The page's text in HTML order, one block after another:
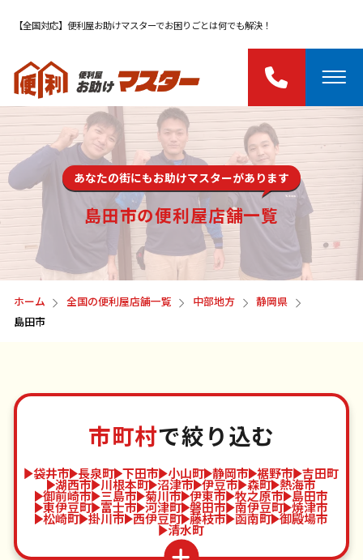
【全国対応】便利屋お助けマスターでお困りごとは何でも解決！
あなたの街にもお助けマスターがあります
島田市の便利屋店舗一覧
ホーム 全国の便利屋店舗一覧 中部地方
静岡県
島田市
市町村で絞り込む
袋井市 長泉町 下田市 小山町 静岡市 裾野市 吉田町
湖西市 川根本町 沼津市 伊豆市 森町 熱海市
御前崎市 三島市 菊川市 伊東市 牧之原市 島田市
東伊豆町 富士市 河津町 磐田市 南伊豆町 焼津市
松崎町 掛川市 西伊豆町 藤枝市 函南町 御殿場市
清水町